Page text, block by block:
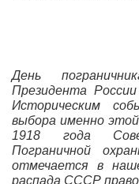
День
Президента
Историческим
выбора именно
1918 года
Пограничной
отмечается в
распада СССР